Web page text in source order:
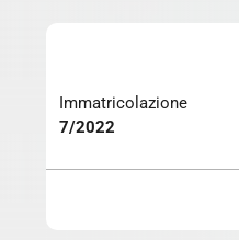
Immatricolazione
7/2022